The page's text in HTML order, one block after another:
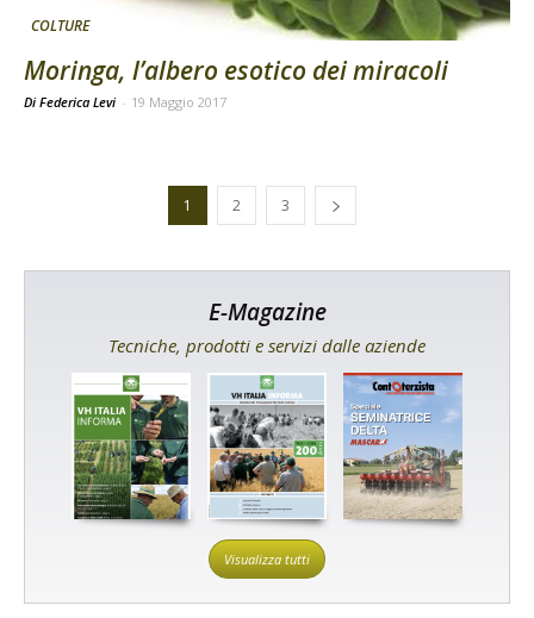
COLTURE
Moringa, l’albero esotico dei miracoli
Di Federica Levi - 19 Maggio 2017
1 2 3
E-Magazine
Tecniche, prodotti e servizi dalle aziende
Visualizza tutti